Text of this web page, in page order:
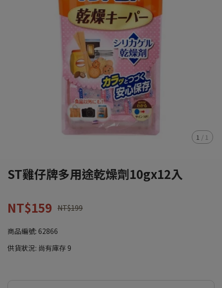
1 / 1
ST雞仔牌多用途乾燥劑10gx12入
NT$159 NT$199
商品編號: 62866
供貨狀況: 尚有庫存 9